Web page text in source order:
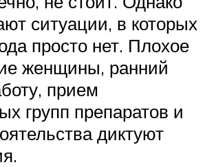
ситуации, в которых
просто нет. Плохое
женщины, ранний
прием
групп препаратов и
диктуют